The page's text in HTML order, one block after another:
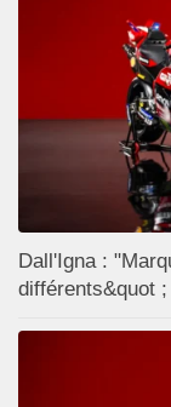
Dall'Igna :
différents&quot ;